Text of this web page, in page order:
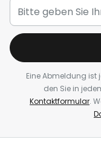
Eine Abmeldung ist
den Sie in
Kontaktformular.